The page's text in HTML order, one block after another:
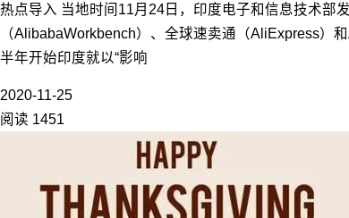
热点导入 当地时间11月24日，印度电子和信息技术部
（AlibabaWorkbench）、全球速卖通（AliExpress）
半年开始印度就以“影响
2020-11-25
阅读 1451